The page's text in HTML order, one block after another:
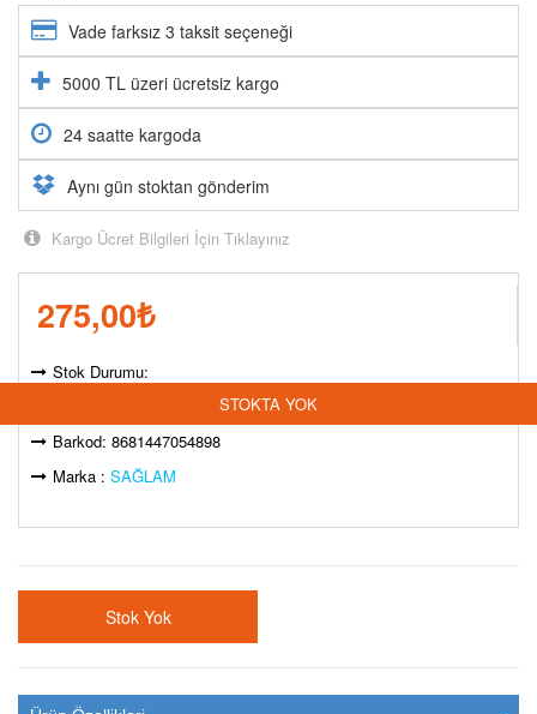
Vade farksız 3 taksit seçeneği
5000 TL üzeri ücretsiz kargo
24 saatte kargoda
Aynı gün stoktan gönderim
Kargo Ücret Bilgileri İçin Tıklayınız
275,00₺
Stok Durumu:
STOKTA YOK
Model Kodu: SAĞLAM015
Barkod: 8681447054898
Marka : SAĞLAM
Stok Yok